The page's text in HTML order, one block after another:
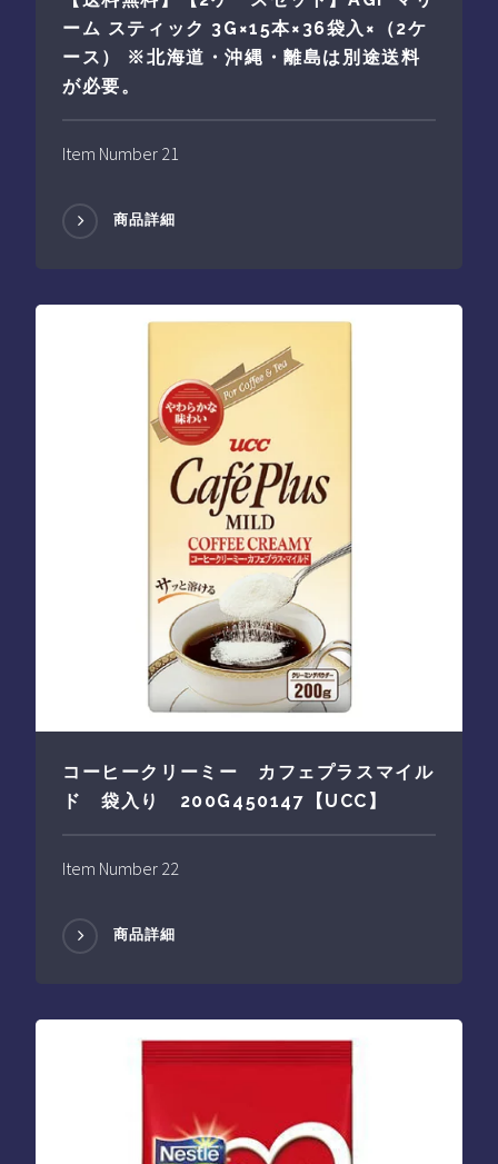
ーム スティック 3G×15本×36袋入×（2ケ
ース） ※北海道・沖縄・離島は別途送料
が必要。
Item Number 21
商品詳細
コーヒークリーミー カフェプラスマイル
ド 袋入り 200G450147【UCC】
Item Number 22
商品詳細